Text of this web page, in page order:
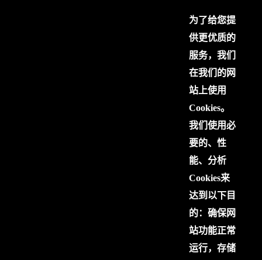
为了给您提
供更优质的
服务，我们
在我们的网
站上使用
Cookies。
我们使用必
要的、性
能、分析
Cookies来
达到以下目
的：确保网
站功能正常
运行，存储